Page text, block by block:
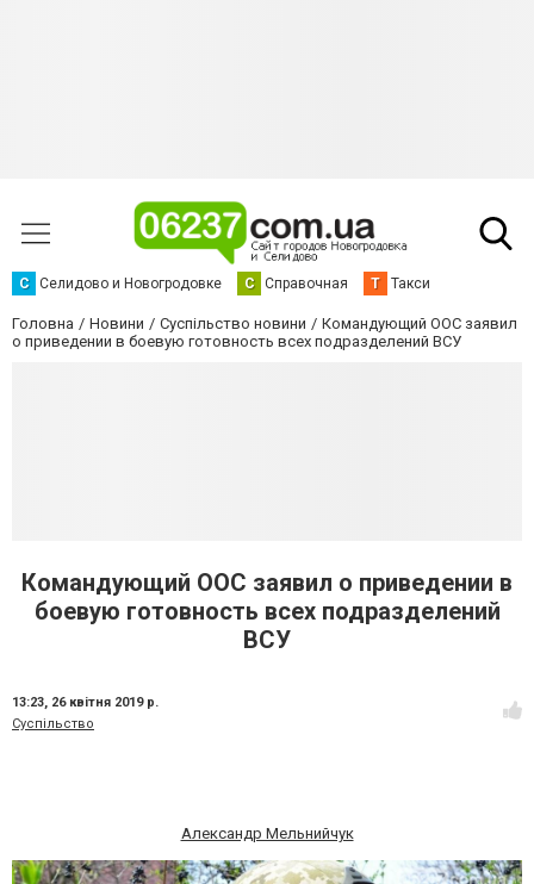
С Селидово и Новогродовке С Справочная Т Такси
Головна Новини Суспільство новини
Командующий ООС заявил
о приведении в боевую готовность всех подразделений ВСУ
Командующий ООС заявил о приведении в
боевую готовность всех подразделений
ВСУ
13:23, 26 квітня 2019 р.
Суспільство
Александр Мельнийчук